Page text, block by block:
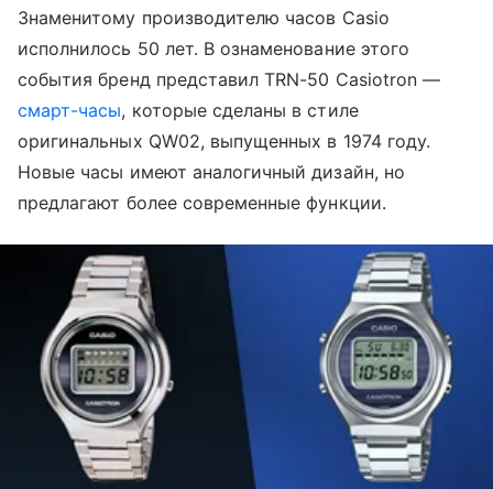
Знаменитому производителю часов Casio
исполнилось 50 лет. В ознаменование этого
события бренд представил TRN-50 Casiotron —
смарт-часы, которые сделаны в стиле
оригинальных QW02, выпущенных в 1974 году.
Новые часы имеют аналогичный дизайн, но
предлагают более современные функции.